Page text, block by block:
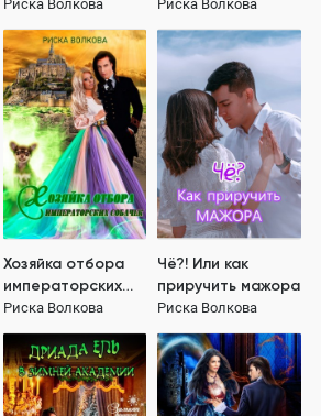
Риска Волкова Риска Волкова
Хозяйка отбора
императорских
собачек
Риска Волкова
Чё?! Или как
приручить мажора
Риска Волкова